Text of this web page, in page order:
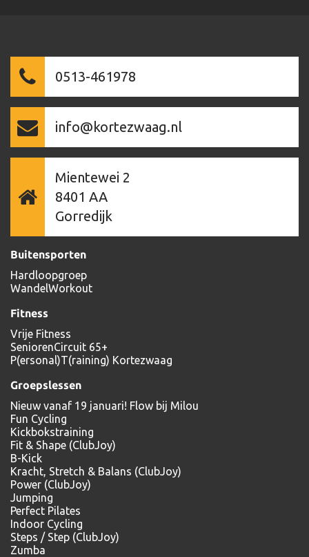
0513-461978
info@kortezwaag.nl
Mientewei 2
8401 AA
Gorredijk
Buitensporten
Hardloopgroep
WandelWorkout
Fitness
Vrije Fitness
SeniorenCircuit 65+
P(ersonal)T(raining) Kortezwaag
Groepslessen
Nieuw vanaf 19 januari! Flow bij Milou
Fun Cycling
Kickbokstraining
Fit & Shape (ClubJoy)
B-Kick
Kracht, Stretch & Balans (ClubJoy)
Power (ClubJoy)
Jumping
Perfect Pilates
Indoor Cycling
Steps / Step (ClubJoy)
Zumba